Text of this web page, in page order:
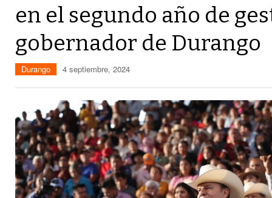
en el segundo año de
gobernador de Durango
Durango 4 septiembre, 2024